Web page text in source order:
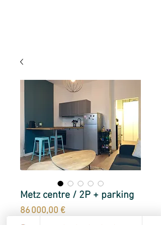
Metz centre / 2P + parking
86 000,00 €Prix